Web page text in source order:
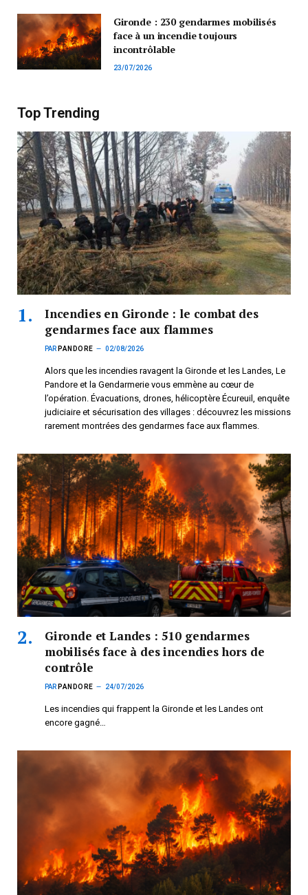
Gironde : 230 gendarmes mobilisés
face à un incendie toujours
incontrôlable
23/07/2026
Top Trending
Incendies en Gironde : le combat des
gendarmes face aux flammes
PAR PANDORE 02/08/2026
Alors que les incendies ravagent la Gironde et les Landes, Le
Pandore et la Gendarmerie vous emmène au cœur de
l’opération. Évacuations, drones, hélicoptère Écureuil, enquête
judiciaire et sécurisation des villages : découvrez les missions
rarement montrées des gendarmes face aux flammes.
Gironde et Landes : 510 gendarmes
mobilisés face à des incendies hors de
contrôle
PAR PANDORE 24/07/2026
Les incendies qui frappent la Gironde et les Landes ont
encore gagné…